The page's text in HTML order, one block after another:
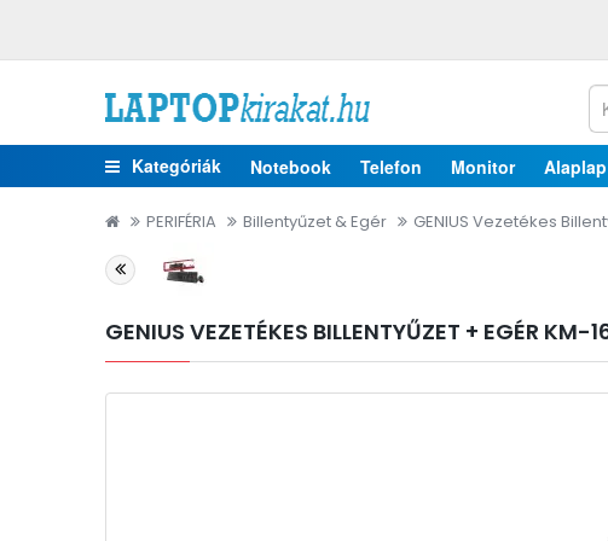
Kategóriák Notebook Telefon Monitor Alaplap
PERIFÉRIA Billentyűzet & Egér GENIUS Vezetékes
GENIUS VEZETÉKES BILLENTYŰZET + EGÉR KM-